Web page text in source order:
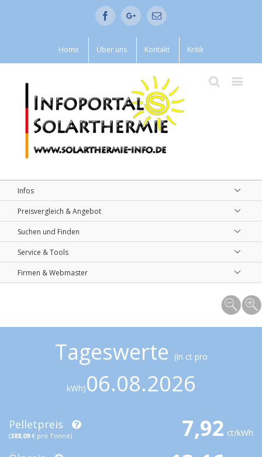
FacebookGoogle+Email
Home Über uns Kontakt Kritik
Infos
Preisvergleich & Angebot
Suchen und Finden
Service & Tools
Firmen & Webmaster
Tageswerte (in ct pro
kWh)06.08.2026
Pelletpreis
(388,09€ pro Tonne) 7,92 ct/kWh